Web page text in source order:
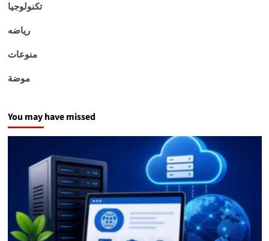
تكنولوجيا
رياضه
منوعات
موضة
You may have missed